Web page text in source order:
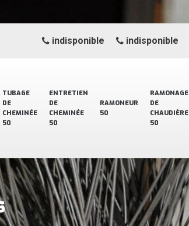
TUBAGE
DE
CHEMINÉE
50
ENTRETIEN
DE
CHEMINÉE
50
RAMONEUR
50
RAMONAGE
DE
CHAUDIÈRE
50
indisponible indisponible